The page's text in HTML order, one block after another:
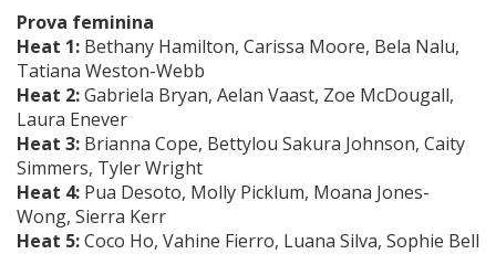
Prova feminina
Heat 1: Bethany Hamilton, Carissa Moore, Bela Nalu,
Tatiana Weston-Webb
Heat 2:Gabriela Bryan, Aelan Vaast, Zoe McDougall,
Laura Enever
Heat 3: Brianna Cope, Bettylou Sakura Johnson, Caity
Simmers, Tyler Wright
Heat 4: Pua Desoto, Molly Picklum, Moana Jones-
Wong, Sierra Kerr
Heat 5:Coco Ho, Vahine Fierro, Luana Silva, Sophie Bell